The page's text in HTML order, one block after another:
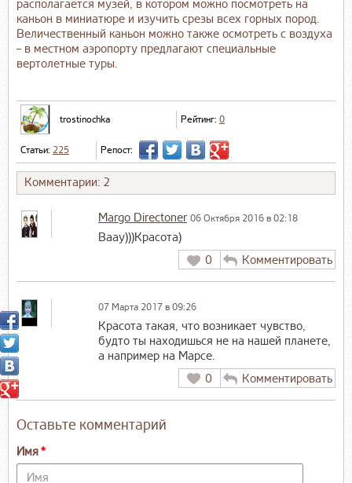
располагается музей, в котором можно посмотреть на
каньон в миниатюре и изучить срезы всех горных пород.
Величественный каньон можно также осмотреть с воздуха
– в местном аэропорту предлагают специальные
вертолетные туры.
trostinochka Рейтинг: 0
Статьи: 225 Репост:
Комментарии: 2
Margo Directoner 06 Октября 2016 в 02:18
Ваау)))Красота)
0
Комментировать
07 Марта 2017 в 09:26
Красота такая, что возникает чувство,
будто ты находишься не на нашей планете,
а например на Марсе.
0
Комментировать
Оставьте комментарий
Имя